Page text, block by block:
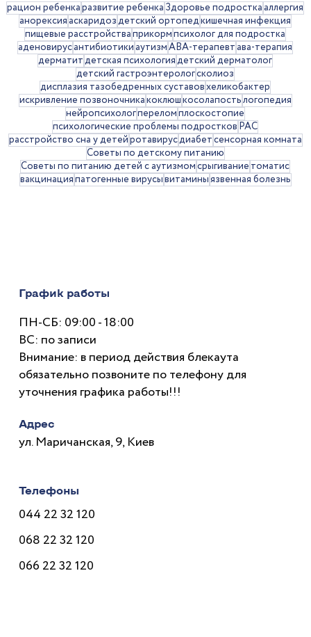
Рвота у детей: когда стоит
обращаться к врачу
рацион ребенкаразвитие ребенка Здоровье подросткааллергия
анорексияаскаридоздетский ортопедкишечная инфекция
пищевые расстройстваприкормпсихолог для подростка
аденовирусантибиотикиаутизмАВА-терапевтава-терапия
дерматитдетская психологиядетский дерматолог
детский гастроэнтерологсколиоз
дисплазия тазобедренных суставовхеликобактер
искривление позвоночникакоклюшкосолапостьлогопедия
нейропсихологпереломплоскостопие
психологические проблемы подростков РАС
расстройство сна у детейротавирусдиабетсенсорная комната
Советы по детскому питанию
Советы по питанию детей с аутизмомсрыгивание томатис
вакцинацияпатогенные вирусывитаминыязвенная болезнь
График работы
ПН-СБ: 09:00 - 18:00
ВС: по записи
Внимание: в период действия блекаута
обязательно позвоните по телефону для
уточнения графика работы!!!
Адрес
ул. Маричанская, 9, Киев
Телефоны
044 22 32 120
068 22 32 120
066 22 32 120